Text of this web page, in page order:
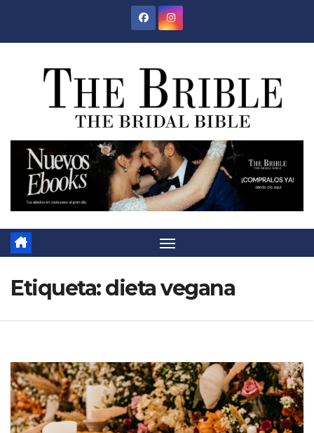
Etiqueta:dieta vegana